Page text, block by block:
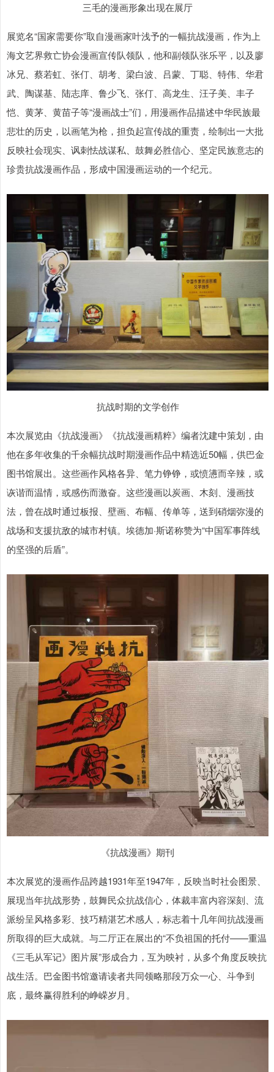
三毛的漫画形象出现在展厅
展览名“国家需要你”取自漫画家叶浅予的一幅抗战漫画，作为上
海文艺界救亡协会漫画宣传队领队，他和副领队张乐平，以及廖
冰兄、蔡若虹、张仃、胡考、梁白波、吕蒙、丁聪、特伟、华君
武、陶谋基、陆志庠、鲁少飞、张仃、高龙生、汪子美、丰子
恺、黄茅、黄苗子等“漫画战士”们，用漫画作品描述中华民族最
悲壮的历史，以画笔为枪，担负起宣传战的重责，绘制出一大批
反映社会现实、讽刺怯战谋私、鼓舞必胜信心、坚定民族意志的
珍贵抗战漫画作品，形成中国漫画运动的一个纪元。
抗战时期的文学创作
本次展览由《抗战漫画》《抗战漫画精粹》编者沈建中策划，由
他在多年收集的千余幅抗战时期漫画作品中精选近50幅，供巴金
图书馆展出。这些画作风格各异、笔力铮铮，或愤懑而辛辣，或
诙谐而温情，或感伤而激奋。这些漫画以炭画、木刻、漫画技
法，曾在战时通过板报、壁画、布幅、传单等，送到硝烟弥漫的
战场和支援抗敌的城市村镇。埃德加·斯诺称赞为“中国军事阵线
的坚强的后盾”。
《抗战漫画》期刊
本次展览的漫画作品跨越1931年至1947年，反映当时社会图景、
展现当年抗战形势，鼓舞民众抗战信心，体裁丰富内容深刻、流
派纷呈风格多彩、技巧精湛艺术感人，标志着十几年间抗战漫画
所取得的巨大成就。与二厅正在展出的“不负祖国的托付——重温
《三毛从军记》图片展”形成合力，互为映衬，从多个角度反映抗
战生活。巴金图书馆邀请读者共同领略那段万众一心、斗争到
底，最终赢得胜利的峥嵘岁月。